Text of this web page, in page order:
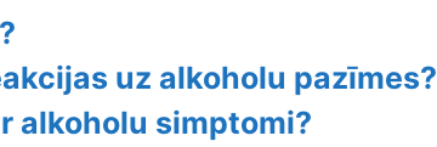
uz alkoholu pazīmes?
alkoholu simptomi?